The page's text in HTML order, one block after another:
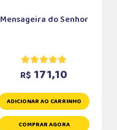
Mensageira do Senhor
R$ 171,10
ADICIONAR AO CARRINHO
COMPRAR AGORA